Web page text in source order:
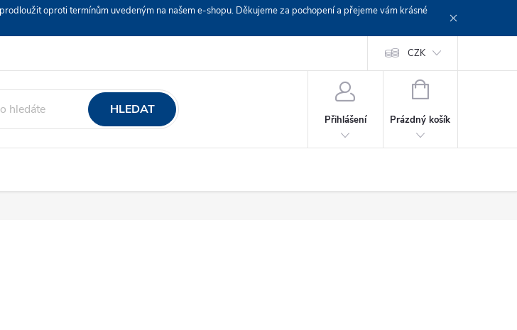
oproti termínům uvedeným na našem e-shopu. Děkujeme za pochopení a přejeme vám krásné
Platba GoPay +420 603 319382
CZK
HLEDAT
Přihlášení
NÁKUPNÍ
Prázdný košík